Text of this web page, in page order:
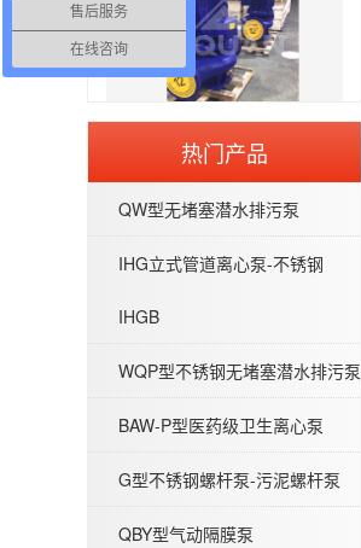
IHG立式管道离心泵-不锈钢IHGB
BAW-P型医药级卫生离心泵
热门产品
QW型无堵塞潜水排污泵
IHG立式管道离心泵-不锈钢
IHGB
WQP型不锈钢无堵塞潜水排污泵
BAW-P型医药级卫生离心泵
G型不锈钢螺杆泵-污泥螺杆泵
QBY型气动隔膜泵
售后服务
在线咨询